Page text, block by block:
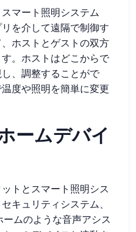
マート照明システム
を介して遠隔で制御す
ホストとゲストの双方
。ホストはどこからで
、調整することがで
度や照明を簡単に変更
ームデバイ
トとスマート照明シス
キュリティシステム、
ムのような音声アシス